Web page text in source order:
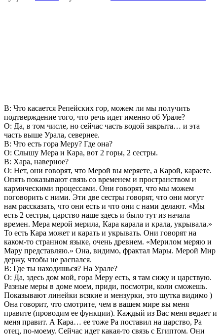
В: Что касается Репейских гор, можем ли мы получить
подтверждение того, что речь идет именно об Урале?
О: Да, в том числе, но сейчас часть водой закрыта… и эта
часть выше Урала, севернее.
В: Что есть гора Меру? Где она?
О: Слышу Мера и Кара, вот 2 горы, 2 сестры.
В: Хара, наверное?
О: Нет, они говорят, что Мерой вы меряете, а Карой, караете.
Опять показывают связь со временем и пространством и
кармическими процессами. Они говорят, что мы можем
поговорить с ними. Эти две сестры говорят, что они могут
нам рассказать, что они есть и что они с нами делают. «Мы
есть 2 сестры, царство наше здесь и было тут из начала
времен. Мера мерой мерила, Кара карала и крала, укрывала.»
То есть Кара может и карать и укрывать. Они говорят на
каком-то странном языке, очень древнем. «Мерилом меряю и
Мару представляю.» Она, видимо, фрактал Мары. Мерой Мир
держу, чтобы не распался.
В: Где ты находишься? На Урале?
О: Да, здесь дом мой, гора Меру есть, я там сижу и царствую.
Разные меры в доме моем, приди, посмотри, коли сможешь.
Показывают линейки всякие и мензурки, это шутка видимо )
Она говорит, что смотрите, чем в вашем мире вы меня
правите (проводим ее функции). Каждый из Вас меня ведает и
меня правит. А Кара… ее тоже Ра поставил на царство, Ра
отец, по-моему. Сейчас идет какая-то связь с Египтом. Они